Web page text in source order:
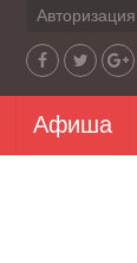
Авторизация
Афиша